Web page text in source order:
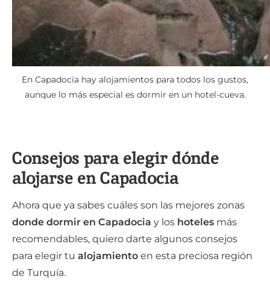
En Capadocia hay alojamientos para todos los gustos,
aunque lo más especial es dormir en un hotel-cueva.
Consejos para elegir dónde
alojarse en Capadocia
Ahora que ya sabes cuáles son las mejores zonas
donde dormir en Capadocia y los hoteles más
recomendables, quiero darte algunos consejos
para elegir tu alojamiento en esta preciosa región
de Turquía.